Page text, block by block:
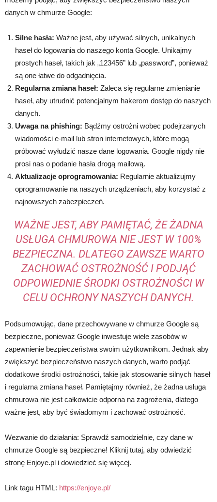
danych w chmurze Google:
Silne hasła: Ważne jest, aby używać silnych, unikalnych
haseł do logowania do naszego konta Google. Unikajmy
prostych haseł, takich jak „123456” lub „password”, ponieważ
są one łatwe do odgadnięcia.
Regularna zmiana haseł: Zaleca się regularne zmienianie
haseł, aby utrudnić potencjalnym hakerom dostęp do naszych
danych.
Uwaga na phishing: Bądźmy ostrożni wobec podejrzanych
wiadomości e-mail lub stron internetowych, które mogą
próbować wyłudzić nasze dane logowania. Google nigdy nie
prosi nas o podanie hasła drogą mailową.
Aktualizacje oprogramowania: Regularnie aktualizujmy
oprogramowanie na naszych urządzeniach, aby korzystać z
najnowszych zabezpieczeń.
WAŻNE JEST, ABY PAMIĘTAĆ, ŻE ŻADNA
USŁUGA CHMUROWA NIE JEST W 100%
BEZPIECZNA. DLATEGO ZAWSZE WARTO
ZACHOWAĆ OSTROŻNOŚĆ I PODJĄĆ
ODPOWIEDNIE ŚRODKI OSTROŻNOŚCI W
CELU OCHRONY NASZYCH DANYCH.
Podsumowując, dane przechowywane w chmurze Google są
bezpieczne, ponieważ Google inwestuje wiele zasobów w
zapewnienie bezpieczeństwa swoim użytkownikom. Jednak aby
zwiększyć bezpieczeństwo naszych danych, warto podjąć
dodatkowe środki ostrożności, takie jak stosowanie silnych haseł
i regularna zmiana haseł. Pamiętajmy również, że żadna usługa
chmurowa nie jest całkowicie odporna na zagrożenia, dlatego
ważne jest, aby być świadomym i zachować ostrożność.
Wezwanie do działania: Sprawdź samodzielnie, czy dane w
chmurze Google są bezpieczne! Kliknij tutaj, aby odwiedzić
stronę Enjoye.pl i dowiedzieć się więcej.
Link tagu HTML: https://enjoye.pl/